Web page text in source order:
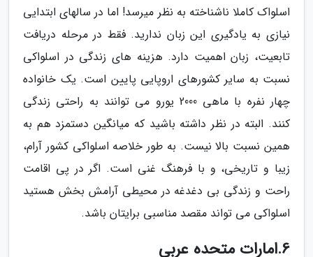
اسلواک کاملا ناشناخته به نظر میرسد! اما در سالهای ابتدایی
نیازی به یادگیری این زبان ندارید. فقط در مرحله دریافت
تابعیت، زبان اهمیت دارد. هزینه های زندگی در اسلواکی
نسبت به سایر کشورهای اروپایی پایین است. یک خانواده
چهار نفره با ماهی 2000 یورو می توانند به راحتی زندگی
کنند. البته در نظر داشته باشید که میانگین دستمزد هم به
همین نسبت بالا نیست. به طور خلاصه اسلواکی کشور آرام،
زیبا و تاریخی، و با فرهنگ غنی است. اگر در پی اقامت
راحت و زندگی بی دغدغه در محیطی آرامش بخش هستید
اسلواکی می تواند مقصد مناسبی برایتان باشد.
6.امارات متحده عربی